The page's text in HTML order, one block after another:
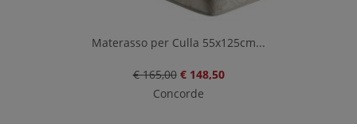
Materasso per Culla 55x125cm...
€ 165,00 € 148,50
Concorde